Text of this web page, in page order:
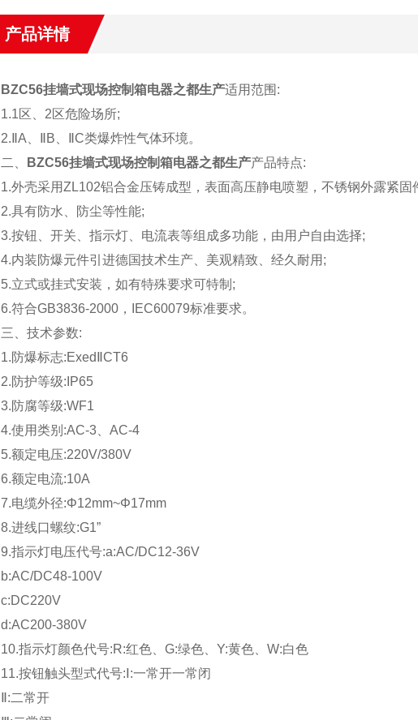
产品详情
BZC56挂墙式现场控制箱电器之都生产适用范围:
1.1区、2区危险场所;
2.ⅡA、ⅡB、ⅡC类爆炸性气体环境。
二、
BZC56挂墙式现场控制箱电器之都生产产品特点:
1.外壳采用ZL102铝合金压铸成型，表面高压静电喷塑，不锈钢外露紧固
2.具有防水、防尘等性能;
3.按钮、开关、指示灯、电流表等组成多功能，由用户自由选择;
4.内装防爆元件引进德国技术生产、美观精致、经久耐用;
5.立式或挂式安装，如有特殊要求可特制;
6.符合GB3836-2000，IEC60079标准要求。
三、 技术参数:
1.防爆标志:ExedⅡCT6
2.防护等级:IP65
3.防腐等级:WF1
4.使用类别:AC-3、AC-4
5.额定电压:220V/380V
6.额定电流:10A
7.电缆外径:Φ12mm~Φ17mm
8.进线口螺纹:G1”
9.指示灯电压代号:a:AC/DC12-36V
b:AC/DC48-100V
c:DC220V
d:AC200-380V
10.指示灯颜色代号:R:红色、G:绿色、Y:黄色、W:白色
11.按钮触头型式代号:Ⅰ:一常开一常闭
Ⅱ:二常开